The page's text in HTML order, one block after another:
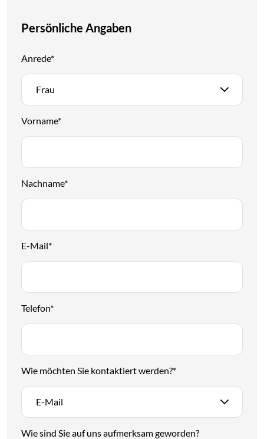
Persönliche Angaben
Anrede*
Frau
Vorname*
Nachname*
E-Mail*
Telefon*
Wie möchten Sie kontaktiert werden?*
E-Mail
Wie sind Sie auf uns aufmerksam geworden?